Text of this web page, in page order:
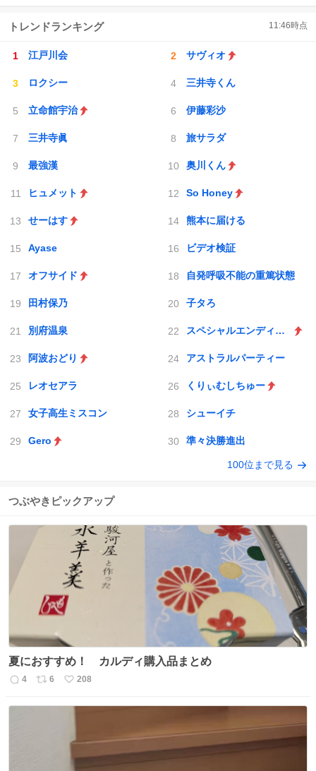
トレンドランキング 11:46時点
江戸川会 サヴィオ
ロクシー 三井寺くん
立命館宇治 伊藤彩沙
三井寺眞 旅サラダ
最強漢 奥川くん
ヒュメット So Honey
せーはす 熊本に届ける
Ayase ビデオ検証
オフサイド 自発呼吸不能の重篤状態
田村保乃 子タろ
別府温泉 スペシャルエンディング
阿波おどり アストラルパーティー
レオセアラ くりぃむしちゅー
女子高生ミスコン シューイチ
Gero 準々決勝進出
100位まで見る
つぶやきピックアップ
夏におすすめ！ カルディ購入品まとめ
返
4
リ
6
い
208